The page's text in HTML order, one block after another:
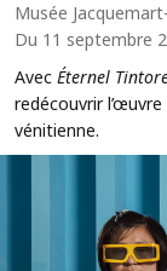
Musée
Du 11 septembre
Avec Éternel
redécouvrir
vénitienne.